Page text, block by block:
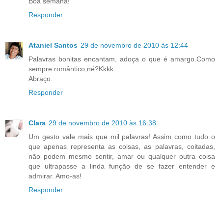
Responder
Ataniel Santos 29 de novembro de 2010 às 12:44
Palavras bonitas encantam, adoça o que é amargo.Como
sempre romântico,né?Kkkk...
Abraço.
Responder
Clara 29 de novembro de 2010 às 16:38
Um gesto vale mais que mil palavras! Assim como tudo o
que apenas representa as coisas, as palavras, coitadas,
não podem mesmo sentir, amar ou qualquer outra coisa
que ultrapasse a linda função de se fazer entender e
admirar. Amo-as!
Responder